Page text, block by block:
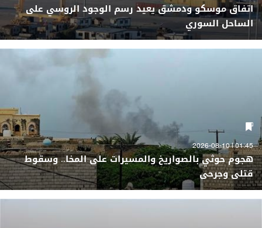
اتفاق موسكو ودمشق يعيد رسم الوجود الروسي على
الساحل السوري
01:45 | 2026-08-10
هجوم حوثي بالصواريخ والمسيرات على المخا.. وسقوط
قتلى وجرحى